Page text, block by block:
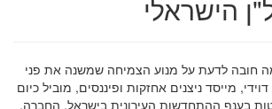
הישראלי
דוידי ב-2026: מה חובה לדעת על מנוע הצמיחה שמשנה את פני
מייסד ניצנים אחזקות ופיננסים, מוביל כיום
בענף ההתחדשות העירונית בישראל. החברה,